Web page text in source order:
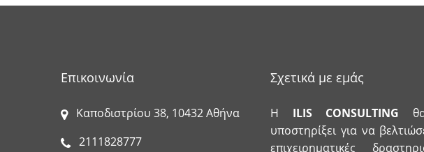
Επικοινωνία
Καποδιστρίου 38, 10432 Αθήνα
2111828777
Σχετικά με εμάς
Η ILIS CONSULTING
υποστηρίξει για να
επιχειρηματικές